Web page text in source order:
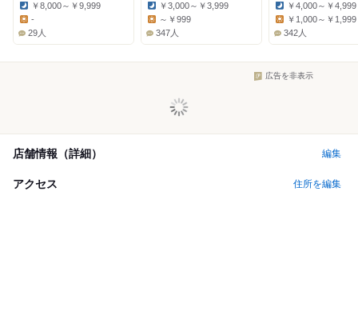
Dinner:
￥8,000～￥9,999
Lunch:
-
29人
Dinner:
￥3,000～￥3,999
～￥999
347人
Dinner:
￥4,000～￥4,999
￥1,000～￥1,999
342人
広告を非表示
店舗情報（詳細） 編集
アクセス 住所を編集